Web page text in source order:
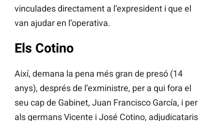
vinculades directament a l’expresident i que el
van ajudar en l’operativa.
Els Cotino
Així, demana la pena més gran de presó (14
anys), després de l’exministre, per a qui fora el
seu cap de Gabinet, Juan Francisco García, i per
als germans Vicente i José Cotino, adjudicataris